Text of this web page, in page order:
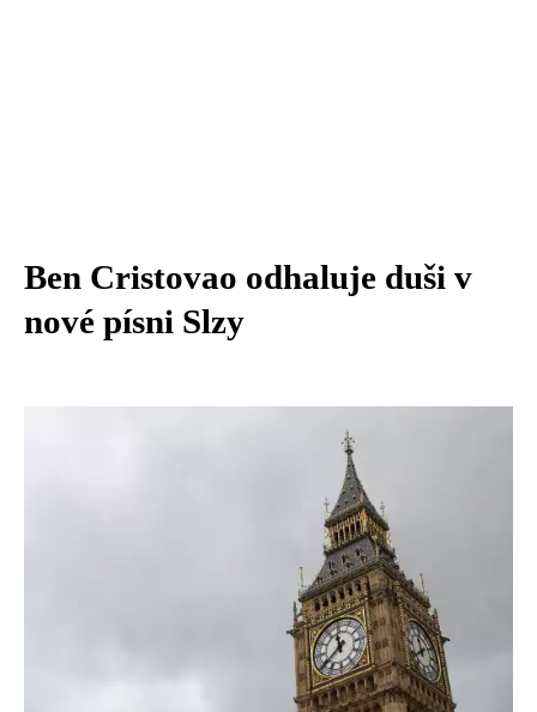
Ben Cristovao odhaluje duši v
nové písni Slzy